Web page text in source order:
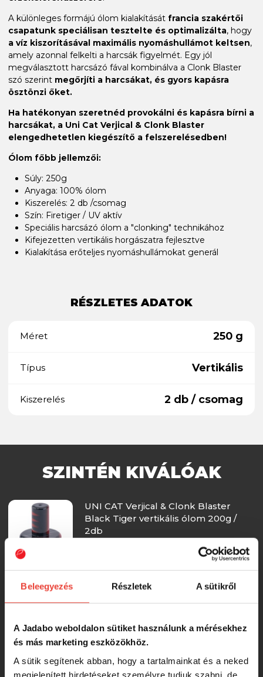
Beleegyezés Részletek A sütikről
A Jadabo weboldalon sütiket használunk a mérésekhez
és más marketing eszközökhöz.
A sütik segítenek abban, hogy a tartalmainkat és a neked
megjelenített hirdetéseket személyre tudjuk szabni, de
A különleges formájú ólom kialakítását francia szakértői
csapatunk speciálisan tesztelte és optimalizálta, hogy
a víz kiszorításával maximális nyomáshullámot keltsen,
amely azonnal felkelti a harcsák figyelmét. Egy jól
megválasztott harcsázó fával kombinálva a Clonk Blaster
szó szerint megőrjíti a harcsákat, és gyors kapásra
ösztönzi őket.
Ha hatékonyan szeretnéd provokálni és kapásra bírni a
harcsákat, a Uni Cat Verjical & Clonk Blaster
elengedhetetlen kiegészítő a felszerelésedben!
Ólom főbb jellemzői:
Súly: 250g
Anyaga: 100% ólom
Kiszerelés: 2 db /csomag
Szín: Firetiger / UV aktív
Speciális harcsázó ólom a "clonking" technikához
Kifejezetten vertikális horgászatra fejlesztve
Kialakítása erőteljes nyomáshullámokat generál
RÉSZLETES ADATOK
Méret 250 g
Típus Vertikális
Kiszerelés 2 db / csomag
SZINTÉN KIVÁLÓAK
UNI CAT Verjical & Clonk Blaster
Black Tiger vertikális ólom 200g /
2db
UNI CAT Verjical & Clonk Blaster
Glow Firetiger vertikális ólom 200g /
4 200 Ft
UNI CAT Verjical & Clonk Blaster